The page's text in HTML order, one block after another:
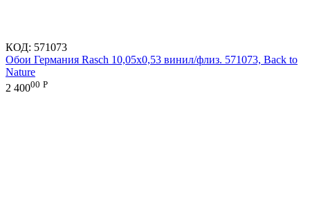
КОД: 571073
Обои Германия Rasch 10,05x0,53 винил/флиз. 571073, Back to
Nature
2 40000 Р